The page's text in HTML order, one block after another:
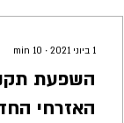
1 ביוני 2021 ∙
10
min
השפעת
האזרחי